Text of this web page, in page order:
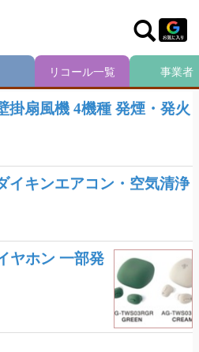
掛扇風機 4機種 発煙・発火
イキンエアコン・空気清浄
ヤホン 一部発
リコール一覧 事業者